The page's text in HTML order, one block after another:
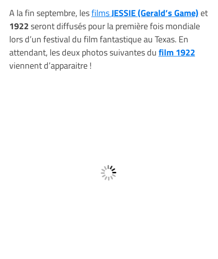
A la fin septembre, lesfilmsJESSIE (Gerald’s Game) et
1922seront diffusés pour la première fois mondiale
lors d’un festival du film fantastique au Texas. En
attendant, les deux photos suivantes dufilm 1922
viennent d’apparaitre !